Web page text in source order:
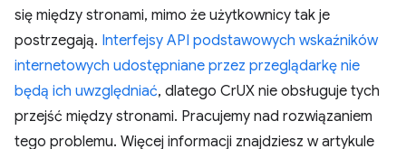
się między stronami, mimo że użytkownicy tak je
postrzegają. Interfejsy API podstawowych wskaźników
internetowych udostępniane przez przeglądarkę nie
będą ich uwzględniać, dlatego CrUX nie obsługuje tych
przejść między stronami. Pracujemy nad rozwiązaniem
tego problemu. Więcej informacji znajdziesz w artykule